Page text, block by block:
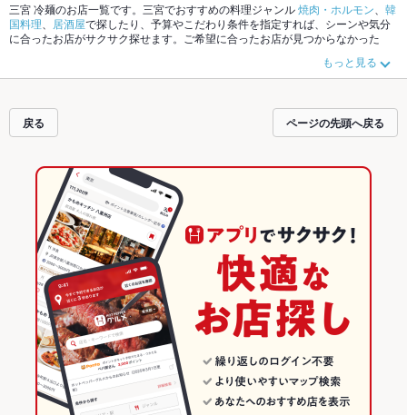
三宮 冷麺のお店一覧です。三宮でおすすめの料理ジャンル焼肉・ホルモン
韓
国料理
居酒屋で探したり、予算やこだわり条件を指定すれば、シーンや気分
に合ったお店がサクサク探せます。ご希望に合ったお店が見つからなかった
ッパーグルメなら、お得なクーポンはもちろん、こだわりメニューからあげ 、
お茶漬け、エビ料理や季節のおすすめ料理など、お店の最新情報をご紹介して
す。友達どうしの飲み会にも、会社の宴会にも、デートやパーティーにもお得
に便利にホットペッパーグルメをご利用ください。
もっと見る
戻る ページの先頭へ戻る